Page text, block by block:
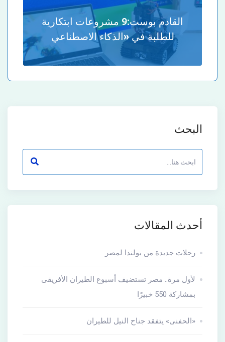
القادم بوست:
9 مشروعات ابتكارية
للطلبة في «الذكاء الاصطناعي
البحث
أحدث المقالات
رحلات جديدة من بولندا لمصر
لأول مرة.. مصر تستضيف أسبوع الطيران الأفريقى
بمشاركة 550 خبيرًا
«الحفنى» يتفقد جناح النيل للطيران